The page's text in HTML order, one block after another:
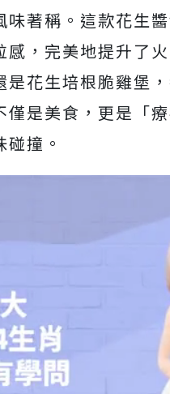
著稱。這款花生醬
，完美地提升了
花生培根脆雞堡
是美食，更是「
撞。